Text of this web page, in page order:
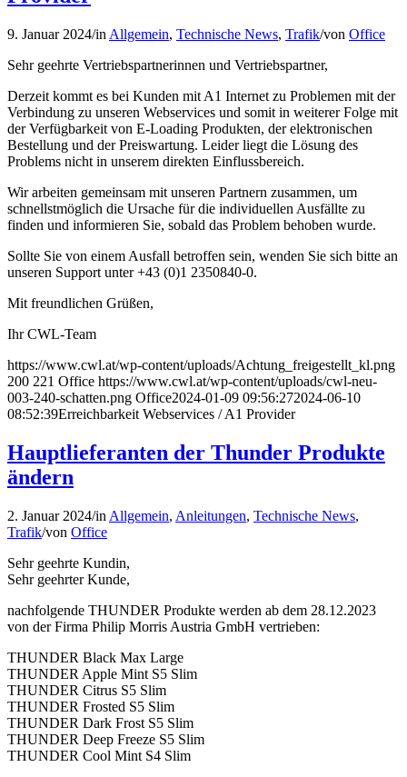
9. Januar 2024/in Allgemein, Technische News, Trafik/von Office
Sehr geehrte Vertriebspartnerinnen und Vertriebspartner,
Derzeit kommt es bei Kunden mit A1 Internet zu Problemen mit der
Verbindung zu unseren Webservices und somit in weiterer Folge mit
der Verfügbarkeit von E-Loading Produkten, der elektronischen
Bestellung und der Preiswartung. Leider liegt die Lösung des
Problems nicht in unserem direkten Einflussbereich.
Wir arbeiten gemeinsam mit unseren Partnern zusammen, um
schnellstmöglich die Ursache für die individuellen Ausfällte zu
finden und informieren Sie, sobald das Problem behoben wurde.
Sollte Sie von einem Ausfall betroffen sein, wenden Sie sich bitte an
unseren Support unter +43 (0)1 2350840-0.
Mit freundlichen Grüßen,
Ihr CWL-Team
https://www.cwl.at/wp-content/uploads/Achtung_freigestellt_kl.png
200 221 Office https://www.cwl.at/wp-content/uploads/cwl-neu-
003-240-schatten.png Office2024-01-09 09:56:272024-06-10
08:52:39Erreichbarkeit Webservices / A1 Provider
Hauptlieferanten der Thunder Produkte
ändern
2. Januar 2024/in Allgemein, Anleitungen, Technische News,
Trafik/von Office
Sehr geehrte Kundin,
Sehr geehrter Kunde,
nachfolgende THUNDER Produkte werden ab dem 28.12.2023
von der Firma Philip Morris Austria GmbH vertrieben:
THUNDER Black Max Large
THUNDER Apple Mint S5 Slim
THUNDER Citrus S5 Slim
THUNDER Frosted S5 Slim
THUNDER Dark Frost S5 Slim
THUNDER Deep Freeze S5 Slim
THUNDER Cool Mint S4 Slim